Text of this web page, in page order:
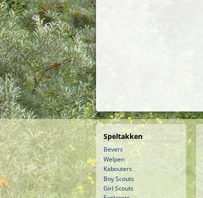
Speltakken
Bevers
Welpen
Kabouters
Boy Scouts
Girl Scouts